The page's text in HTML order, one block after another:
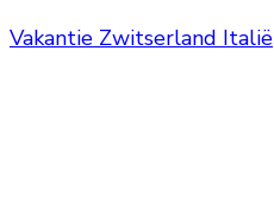
Vakantie Zwitserland Italië